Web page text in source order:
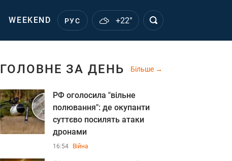
WEEKEND РУС +22°
ГОЛОВНЕ ЗА ДЕНЬ Більше
РФ оголосила "вільне
полювання": де окупанти
суттєво посилять атаки
дронами
16:54 Війна